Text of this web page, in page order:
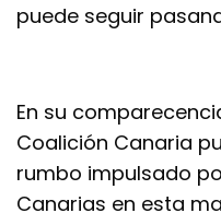
puede seguir
En su
Coalición Canaria
rumbo impulsado
Canarias en esta